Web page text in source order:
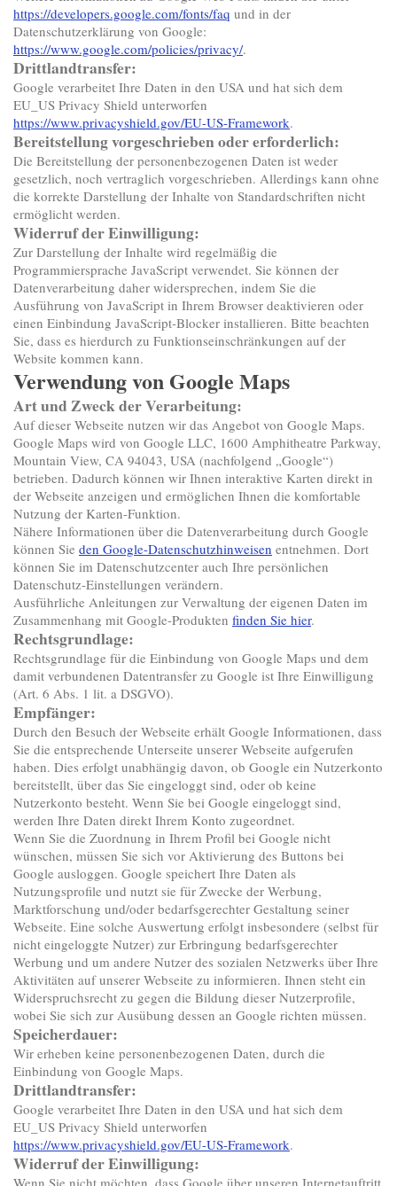
https://developers.google.com/fonts/faq und in der
Datenschutzerklärung von Google:
https://www.google.com/policies/privacy/.
Drittlandtransfer:
Google verarbeitet Ihre Daten in den USA und hat sich dem
EU_US Privacy Shield unterworfen
https://www.privacyshield.gov/EU-US-Framework.
Bereitstellung vorgeschrieben oder erforderlich:
Die Bereitstellung der personenbezogenen Daten ist weder
gesetzlich, noch vertraglich vorgeschrieben. Allerdings kann ohne
die korrekte Darstellung der Inhalte von Standardschriften nicht
ermöglicht werden.
Widerruf der Einwilligung:
Zur Darstellung der Inhalte wird regelmäßig die
Programmiersprache JavaScript verwendet. Sie können der
Datenverarbeitung daher widersprechen, indem Sie die
Ausführung von JavaScript in Ihrem Browser deaktivieren oder
einen Einbindung JavaScript-Blocker installieren. Bitte beachten
Sie, dass es hierdurch zu Funktionseinschränkungen auf der
Website kommen kann.
Verwendung von Google Maps
Art und Zweck der Verarbeitung:
Auf dieser Webseite nutzen wir das Angebot von Google Maps.
Google Maps wird von Google LLC, 1600 Amphitheatre Parkway,
Mountain View, CA 94043, USA (nachfolgend „Google“)
betrieben. Dadurch können wir Ihnen interaktive Karten direkt in
der Webseite anzeigen und ermöglichen Ihnen die komfortable
Nutzung der Karten-Funktion.
Nähere Informationen über die Datenverarbeitung durch Google
können Sie den Google-Datenschutzhinweisen entnehmen. Dort
können Sie im Datenschutzcenter auch Ihre persönlichen
Datenschutz-Einstellungen verändern.
Ausführliche Anleitungen zur Verwaltung der eigenen Daten im
Zusammenhang mit Google-Produkten finden Sie hier.
Rechtsgrundlage:
Rechtsgrundlage für die Einbindung von Google Maps und dem
damit verbundenen Datentransfer zu Google ist Ihre Einwilligung
(Art. 6 Abs. 1 lit. a DSGVO).
Empfänger:
Durch den Besuch der Webseite erhält Google Informationen, dass
Sie die entsprechende Unterseite unserer Webseite aufgerufen
haben. Dies erfolgt unabhängig davon, ob Google ein Nutzerkonto
bereitstellt, über das Sie eingeloggt sind, oder ob keine
Nutzerkonto besteht. Wenn Sie bei Google eingeloggt sind,
werden Ihre Daten direkt Ihrem Konto zugeordnet.
Wenn Sie die Zuordnung in Ihrem Profil bei Google nicht
wünschen, müssen Sie sich vor Aktivierung des Buttons bei
Google ausloggen. Google speichert Ihre Daten als
Nutzungsprofile und nutzt sie für Zwecke der Werbung,
Marktforschung und/oder bedarfsgerechter Gestaltung seiner
Webseite. Eine solche Auswertung erfolgt insbesondere (selbst für
nicht eingeloggte Nutzer) zur Erbringung bedarfsgerechter
Werbung und um andere Nutzer des sozialen Netzwerks über Ihre
Aktivitäten auf unserer Webseite zu informieren. Ihnen steht ein
Widerspruchsrecht zu gegen die Bildung dieser Nutzerprofile,
wobei Sie sich zur Ausübung dessen an Google richten müssen.
Speicherdauer:
Wir erheben keine personenbezogenen Daten, durch die
Einbindung von Google Maps.
Drittlandtransfer:
Google verarbeitet Ihre Daten in den USA und hat sich dem
EU_US Privacy Shield unterworfen
https://www.privacyshield.gov/EU-US-Framework.
Widerruf der Einwilligung:
Wenn Sie nicht möchten, dass Google über unseren Internetauftritt